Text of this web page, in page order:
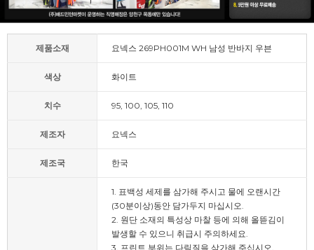
제품소재 요넥스 269PH001M WH 남성 반바지 우븐
색상 화이트
치수 95, 100, 105, 110
제조자 요넥스
제조국 한국
1. 표백성 세제를 삼가해 주시고 물에 오랜시간
(30분이상)동안 담가두지 마십시오.
2. 원단 소재의 특성상 마찰 등에 의해 올뜯김이
발생할 수 있으니 취급시 주의하세요.
3. 프린트 부위는 다림질을 삼가해 주십시오.